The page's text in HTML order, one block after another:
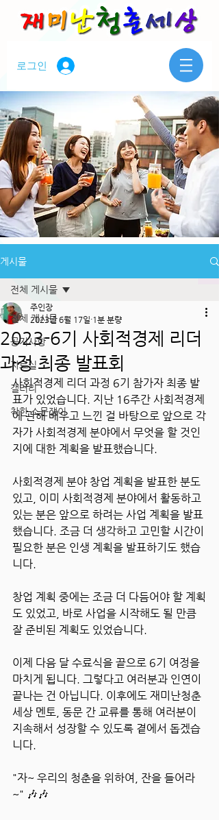
로그인
게시물
전체 게시물
공지사항
자료실
갤러리
착한 소문쟁이
전체 게시물
2023-6기 사회적경제 리더
과정 최종 발표회
주인장
2023년 6월 17일 1분 분량
사회적경제 리더 과정 6기 참가자 최종 발
표가 있었습니다. 지난 16주간 사회적경제
에 관해 배우고 느낀 걸 바탕으로 앞으로 각
자가 사회적경제 분야에서 무엇을 할 것인
지에 대한 계획을 발표했습니다.
사회적경제 분야 창업 계획을 발표한 분도
있고, 이미 사회적경제 분야에서 활동하고
있는 분은 앞으로 하려는 사업 계획을 발표
했습니다. 조금 더 생각하고 고민할 시간이
필요한 분은 인생 계획을 발표하기도 했습
니다.
창업 계획 중에는 조금 더 다듬어야 할 계획
도 있었고, 바로 사업을 시작해도 될 만큼
잘 준비된 계획도 있었습니다.
이제 다음 달 수료식을 끝으로 6기 여정을
마치게 됩니다. 그렇다고 여러분과 인연이
끝나는 건 아닙니다. 이후에도 재미난청춘
세상 멘토, 동문 간 교류를 통해 여러분이
지속해서 성장할 수 있도록 곁에서 돕겠습
니다.
"자~ 우리의 청춘을 위하여, 잔을 들어라
~" 🎶🎶